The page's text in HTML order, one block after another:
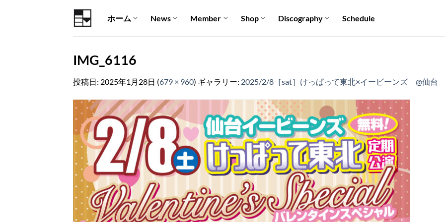
ホーム News Member Shop Discography Schedule
IMG_6116
投稿日: 2025年1月28日 (679 × 960) ギャラリー: 2025/2/8［sat］けっぱって東北×イービーンズ @仙台